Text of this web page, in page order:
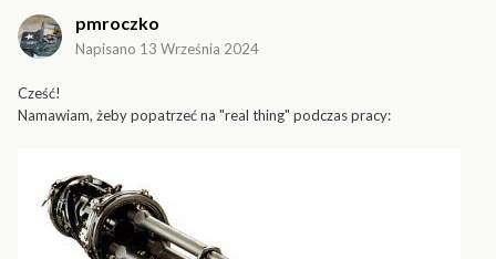
Mam już Gatlinga z lufami wziętymi z zestawu Vulcan od Mastera.
Narysowałem to tak, żeby supporty wydruku wypadły w
miejscach niewidocznych po złożeniu.
pmroczko
Napisano 13 Września 2024
Cześć!
Namawiam, żeby popatrzeć na "real thing" podczas pracy: